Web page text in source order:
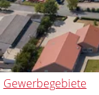
Gewerbegebiete